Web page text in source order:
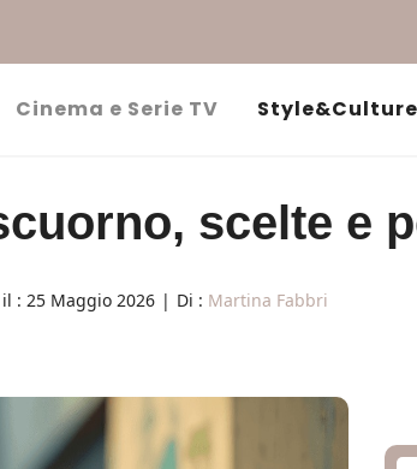
Cinema e Serie TV Style&Culture
scelte e
: 25 Maggio 2026 | Di : Martina Fabbri